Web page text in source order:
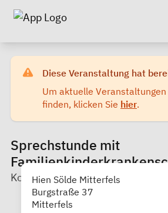
Diese Veranstaltung hat
Um aktuelle
finden, klicken Sie hier.
Sprechstunde mit
KoKi Straubing-Bogen
Hien Sölde Mitterfels
Burgstraße 37
Mitterfels